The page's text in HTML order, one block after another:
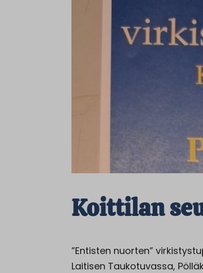
Koittilan
”Entisten nuorten”
Laitisen Taukotuvassa,